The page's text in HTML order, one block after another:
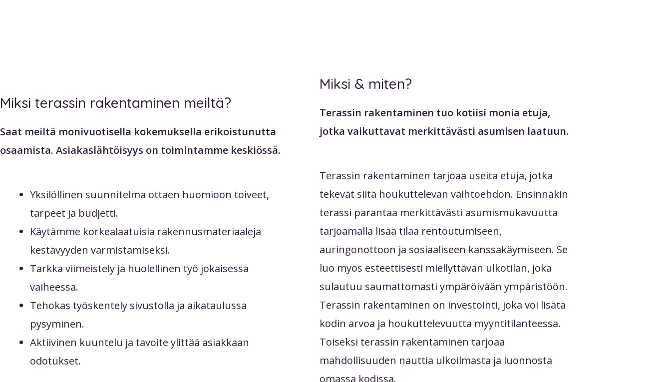
Miksi terassin rakentaminen meiltä?
Saat meiltä monivuotisella kokemuksella erikoistunutta
osaamista. Asiakaslähtöisyys on toimintamme keskiössä.
Yksilöllinen suunnitelma ottaen huomioon toiveet,
tarpeet ja budjetti.
Käytämme korkealaatuisia rakennusmateriaaleja
kestävyyden varmistamiseksi.
Tarkka viimeistely ja huolellinen työ jokaisessa
vaiheessa.
Tehokas työskentely sivustolla ja aikataulussa
pysyminen.
Aktiivinen kuuntelu ja tavoite ylittää asiakkaan
odotukset.
Miksi & miten?
Terassin rakentaminen tuo kotiisi monia etuja,
jotka vaikuttavat merkittävästi asumisen laatuun.
Terassin rakentaminen tarjoaa useita etuja, jotka
tekevät siitä houkuttelevan vaihtoehdon. Ensinnäkin
terassi parantaa merkittävästi asumismukavuutta
tarjoamalla lisää tilaa rentoutumiseen,
auringonottoon ja sosiaaliseen kanssakäymiseen. Se
luo myös esteettisesti miellyttävän ulkotilan, joka
sulautuu saumattomasti ympäröivään ympäristöön.
Terassin rakentaminen on investointi, joka voi lisätä
kodin arvoa ja houkuttelevuutta myyntitilanteessa.
Toiseksi terassin rakentaminen tarjoaa
mahdollisuuden nauttia ulkoilmasta ja luonnosta
omassa kodissa.